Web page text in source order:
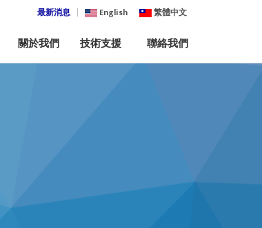
最新消息 English 繁體中文
關於我們 技術支援 聯絡我們